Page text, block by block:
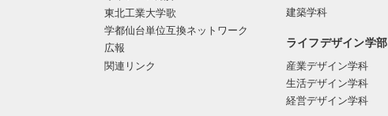
東北工業大学歌
学都仙台単位互換ネットワーク
広報
関連リンク
建築学科
ライフデザイン学部
産業デザイン学科
生活デザイン学科
経営デザイン学科